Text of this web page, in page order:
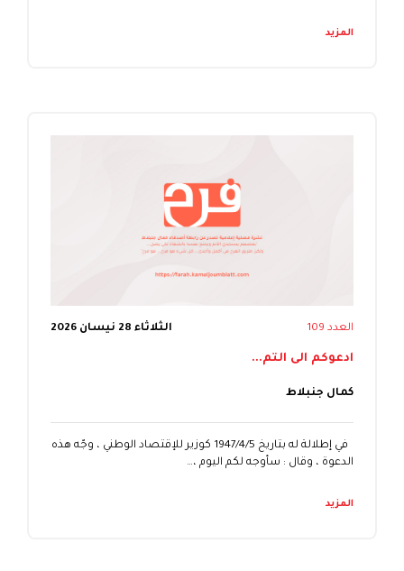
المزيد
العدد 109 الثلاثاء 28 نيسان 2026
ادعوكم الى التم...
كمال جنبلاط
في إطلالة له بتاريخ 1947/4/5 كوزير للإقتصاد الوطني ، وجّه هذه
الدعوة ، وقال : سأوجه لكم اليوم ،…
المزيد